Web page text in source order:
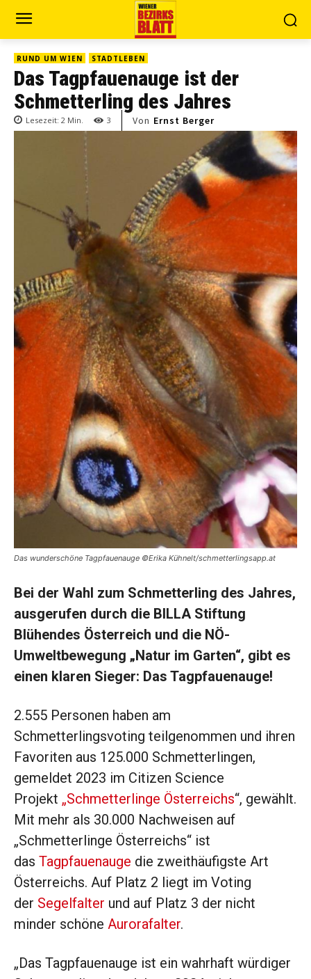
RUND UM WIEN STADTLEBEN
Das Tagpfauenauge ist der
Schmetterling des Jahres
Lesezeit: 2 Min. 3 Von Ernst Berger
Das wunderschöne Tagpfauenauge ©Erika Kühnelt/schmetterlingsapp.at
Bei der Wahl zum Schmetterling des Jahres,
ausgerufen durch die BILLA Stiftung
Blühendes Österreich und die NÖ-
Umweltbewegung „Natur im Garten“, gibt es
einen klaren Sieger: Das Tagpfauenauge!
2.555 Personen haben am
Schmetterlingsvoting teilgenommen und ihren
Favoriten aus 125.000 Schmetterlingen,
gemeldet 2023 im Citizen Science
Projekt „Schmetterlinge Österreichs“, gewählt.
Mit mehr als 30.000 Nachweisen auf
„Schmetterlinge Österreichs“ ist
das Tagpfauenauge die zweithäufigste Art
Österreichs. Auf Platz 2 liegt im Voting
der Segelfalter und auf Platz 3 der nicht
minder schöne Aurorafalter.
„Das Tagpfauenauge ist ein wahrhaft würdiger